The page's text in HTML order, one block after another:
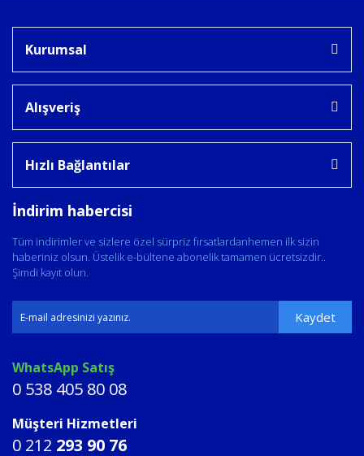
Kurumsal
Alışveriş
Hızlı Bağlantılar
İndirim habercisi
Tüm indirimler ve sizlere özel sürpriz fırsatlardanhemen ilk sizin
haberiniz olsun. Üstelik e-bültene abonelik tamamen ücretsizdir..
Şimdi kayıt olun.
Kaydet
WhatsApp Satış
0 538 405 80 08
Müşteri Hizmetleri
0 212 293 90 76